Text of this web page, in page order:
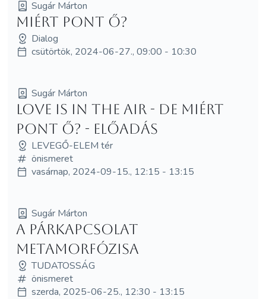
Sugár Márton
Miért pont ő?
Dialog
csütörtök, 2024-06-27., 09:00 - 10:30
Sugár Márton
LOVE IS IN THE AIR - De miért
pont ő? - ELŐADÁS
LEVEGŐ-ELEM tér
önismeret
vasárnap, 2024-09-15., 12:15 - 13:15
Sugár Márton
A párkapcsolat
metamorfózisa
TUDATOSSÁG
önismeret
szerda, 2025-06-25., 12:30 - 13:15